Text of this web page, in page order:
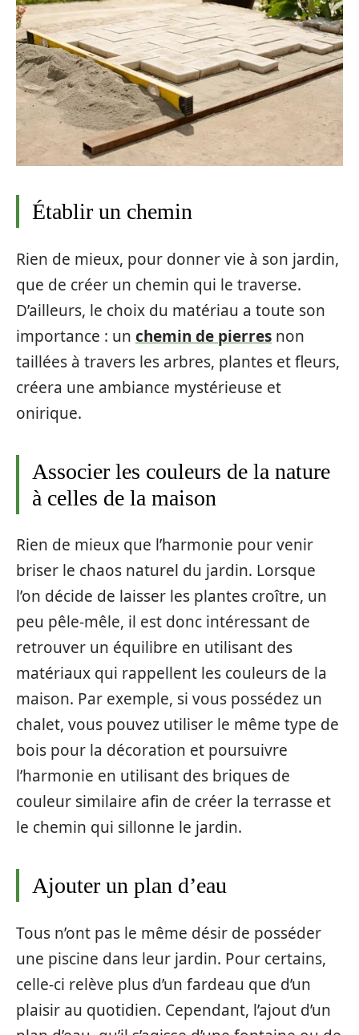
Établir un chemin
Rien de mieux, pour donner vie à son jardin,
que de créer un chemin qui le traverse.
D’ailleurs, le choix du matériau a toute son
importance : un chemin de pierres non
taillées à travers les arbres, plantes et fleurs,
créera une ambiance mystérieuse et
onirique.
Associer les couleurs de la nature
à celles de la maison
Rien de mieux que l’harmonie pour venir
briser le chaos naturel du jardin. Lorsque
l’on décide de laisser les plantes croître, un
peu pêle-mêle, il est donc intéressant de
retrouver un équilibre en utilisant des
matériaux qui rappellent les couleurs de la
maison. Par exemple, si vous possédez un
chalet, vous pouvez utiliser le même type de
bois pour la décoration et poursuivre
l’harmonie en utilisant des briques de
couleur similaire afin de créer la terrasse et
le chemin qui sillonne le jardin.
Ajouter un plan d’eau
Tous n’ont pas le même désir de posséder
une piscine dans leur jardin. Pour certains,
celle-ci relève plus d’un fardeau que d’un
plaisir au quotidien. Cependant, l’ajout d’un